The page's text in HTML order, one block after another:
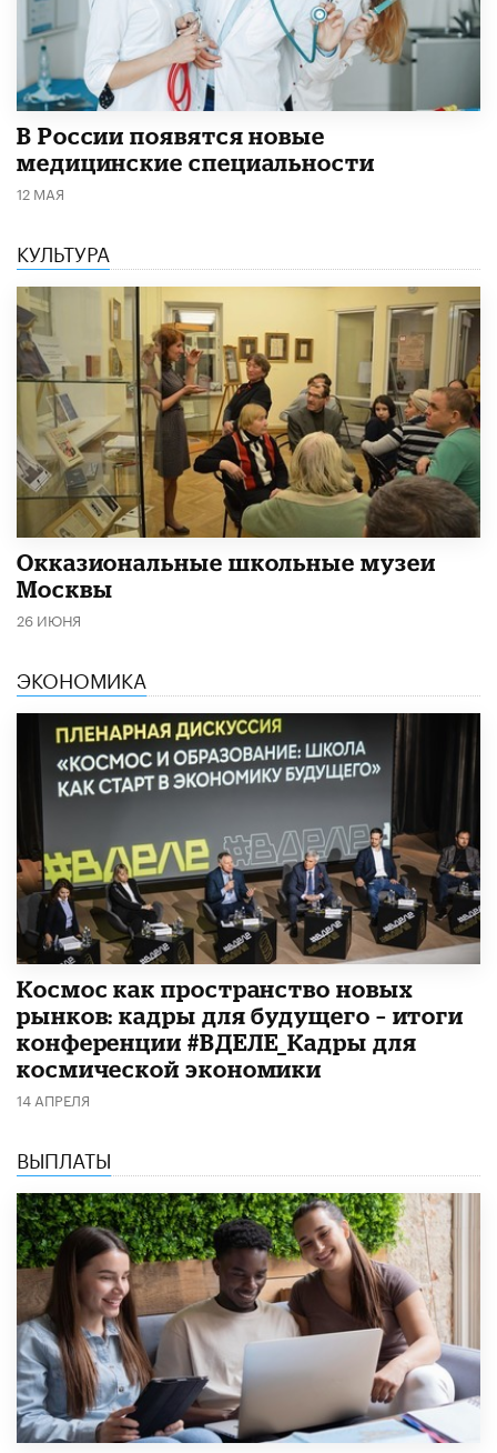
В России появятся новые
медицинские специальности
12 МАЯ
КУЛЬТУРА
​Окказиональные школьные музеи
Москвы
26 ИЮНЯ
ЭКОНОМИКА
Космос как пространство новых
рынков: кадры для будущего – итоги
конференции #ВДЕЛЕ_Кадры для
космической экономики
14 АПРЕЛЯ
ВЫПЛАТЫ